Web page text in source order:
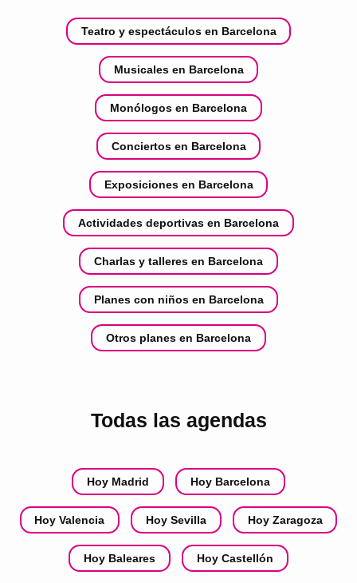
Teatro y espectáculos en Barcelona
Musicales en Barcelona
Monólogos en Barcelona
Conciertos en Barcelona
Exposiciones en Barcelona
Actividades deportivas en Barcelona
Charlas y talleres en Barcelona
Planes con niños en Barcelona
Otros planes en Barcelona
Todas las agendas
Hoy Madrid Hoy Barcelona
Hoy Valencia Hoy Sevilla Hoy Zaragoza
Hoy Baleares Hoy Castellón